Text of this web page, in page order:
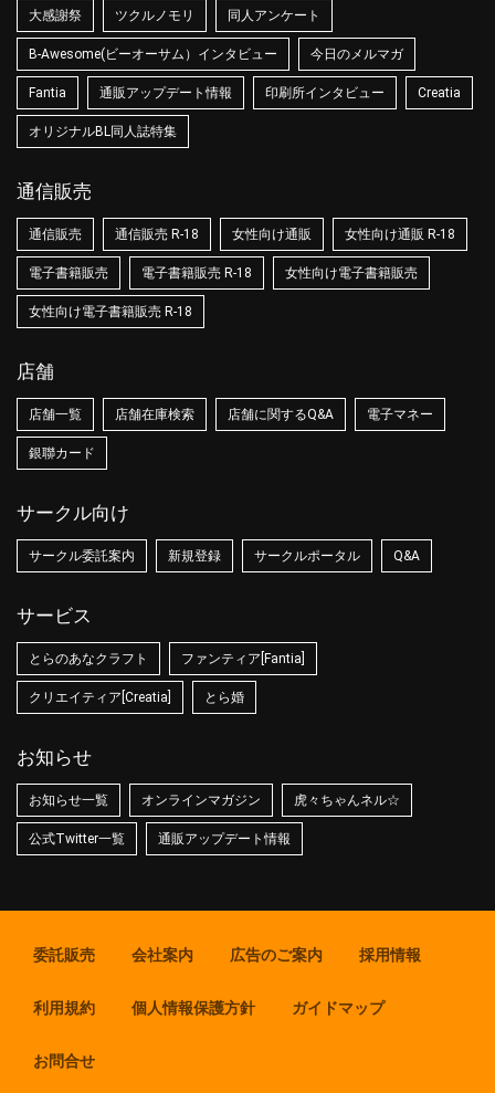
大感謝祭 ツクルノモリ 同人アンケート
B-Awesome(ビーオーサム）インタビュー 今日のメルマガ
Fantia 通販アップデート情報 印刷所インタビュー Creatia
オリジナルBL同人誌特集
通信販売
通信販売 通信販売 R-18 女性向け通販 女性向け通販 R-18
電子書籍販売 電子書籍販売 R-18 女性向け電子書籍販売
女性向け電子書籍販売 R-18
店舗
店舗一覧 店舗在庫検索 店舗に関するQ&A 電子マネー
銀聯カード
サークル向け
サークル委託案内 新規登録 サークルポータル Q&A
サービス
とらのあなクラフト ファンティア[Fantia]
クリエイティア[Creatia] とら婚
お知らせ
お知らせ一覧 オンラインマガジン 虎々ちゃんネル☆
公式Twitter一覧 通販アップデート情報
委託販売 会社案内 広告のご案内 採用情報
利用規約 個人情報保護方針 ガイドマップ
お問合せ